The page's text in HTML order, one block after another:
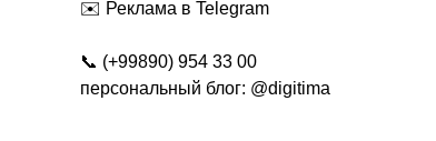
✉️ Реклама в Telegram
📞 (+99890) 954 33 00
персональный блог: @digitima